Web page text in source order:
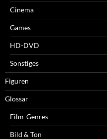
Cinema
Games
HD-DVD
Sonstiges
Figuren
Glossar
Film-Genres
Bild & Ton